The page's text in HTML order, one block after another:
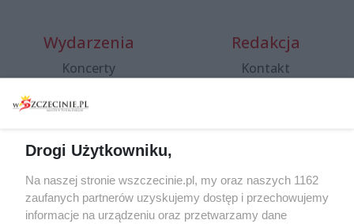
Wydarzenia
Koncerty
Spacery i oprowadzania
targi
Wernisaże
Więcej
Redakcja
Kontakt
Specjalny koncert z okazji
20. urodzin portalu
wSzczecinie.pl
Drogi Użytkowniku,
Na naszej stronie wszczecinie.pl, my oraz naszych 1162
zaufanych partnerów uzyskujemy dostęp i przechowujemy
informacje na urządzeniu oraz przetwarzamy dane